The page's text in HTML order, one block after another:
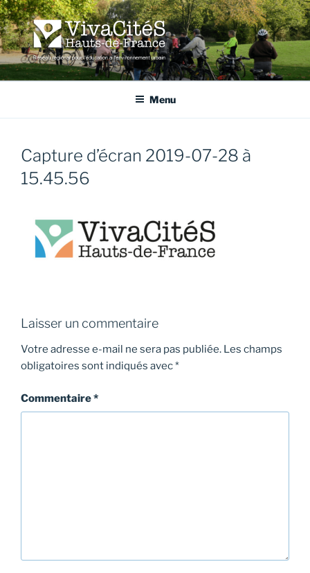
Aller
au
contenu
principal
VIVACITÉS HAUTS-DE-
Réseau régional pour l'éducation à l'environnement urbain
Menu
Capture d’écran 2019-07-28 à
15.45.56
Laisser un commentaire
Votre adresse e-mail ne sera pas publiée. Les champs
obligatoires sont indiqués avec*
Commentaire*